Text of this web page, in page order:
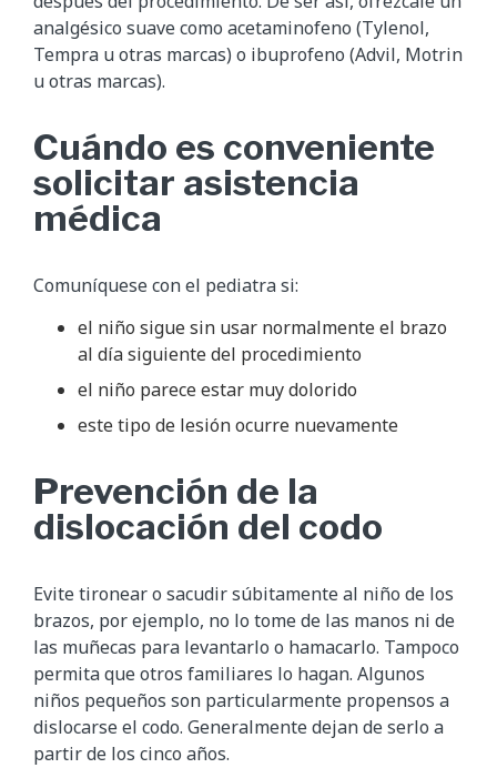
analgésico suave como acetaminofeno (Tylenol,
Tempra u otras marcas) o ibuprofeno (Advil, Motrin
u otras marcas).
Cuándo es conveniente
solicitar asistencia
médica
Comuníquese con el pediatra si:
el niño sigue sin usar normalmente el brazo
al día siguiente del procedimiento
el niño parece estar muy dolorido
este tipo de lesión ocurre nuevamente
Prevención de la
dislocación del codo
Evite tironear o sacudir súbitamente al niño de los
brazos, por ejemplo, no lo tome de las manos ni de
las muñecas para levantarlo o hamacarlo. Tampoco
permita que otros familiares lo hagan. Algunos
niños pequeños son particularmente propensos a
dislocarse el codo. Generalmente dejan de serlo a
partir de los cinco años.